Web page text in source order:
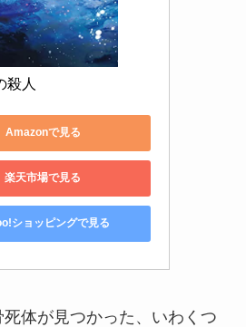
殺人
Amazonで見る
楽天市場で見る
ショッピングで見る
体が見つかった、いわくつ